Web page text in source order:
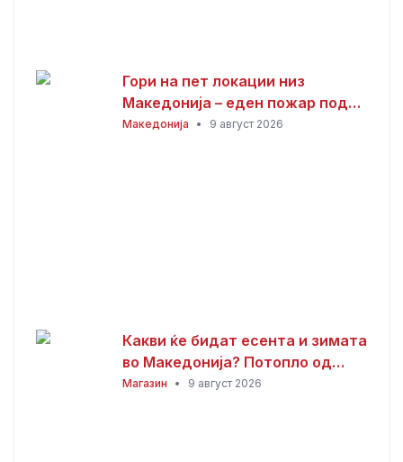
Гори на пет локации низ
Македонија – еден пожар под
контрола, три изгаснати
Македонија • 9 август 2026
Какви ќе бидат есента и зимата
во Македонија? Потопло од
просекот, но со можни
Магазин • 9 август 2026